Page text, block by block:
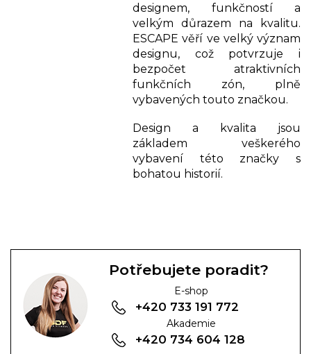
designem, funkčností a
velkým důrazem na kvalitu.
ESCAPE věří ve velký význam
designu, což potvrzuje i
bezpočet atraktivních
funkčních zón, plně
vybavených touto značkou.
Design a kvalita jsou
základem veškerého
vybavení této značky s
bohatou historií.
Potřebujete poradit?
E-shop
+420 733 191 772
Akademie
+420 734 604 128